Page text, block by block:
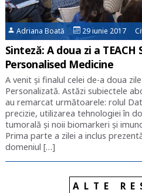
Adriana Boată 29 iunie 2017
Sinteză: A doua zi a TEACH
Personalised Medicine
A venit și finalul celei de-a doua
Personalizată. Astăzi subiectele
au remarcat următoarele: rolul
precizie, utilizarea tehnologiei în
tumorală și noii biomarkeri și
Prima parte a zilei a inclus
domeniul […]
ALTE